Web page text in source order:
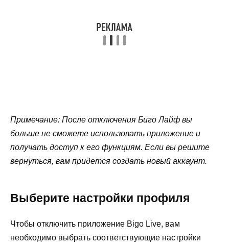
Примечание: После отключения Биго Лайф вы
больше не сможете использовать приложение и
получать доступ к его функциям. Если вы решите
вернуться, вам придется создать новый аккаунт.
Выберите настройки профиля
Чтобы отключить приложение Bigo Live, вам
необходимо выбрать соответствующие настройки